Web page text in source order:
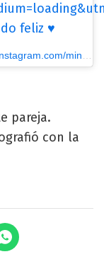
feliz ♥️
Mina Bonino
pareja.
con la